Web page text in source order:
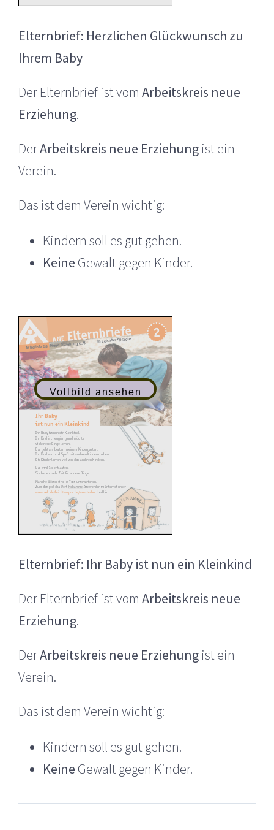
Elternbrief: Herzlichen Glückwunsch zu
Ihrem Baby
Der Elternbrief ist vom Arbeitskreis neue
Erziehung.
DerArbeitskreis neue Erziehung ist ein
Verein.
Das ist dem Verein wichtig:
Kindern soll es gut gehen.
Keine Gewalt gegen Kinder.
Vollbild ansehen
Elternbrief: Ihr Baby ist nun ein Kleinkind
Der Elternbrief ist vom Arbeitskreis neue
Erziehung.
DerArbeitskreis neue Erziehung ist ein
Verein.
Das ist dem Verein wichtig:
Kindern soll es gut gehen.
Keine Gewalt gegen Kinder.